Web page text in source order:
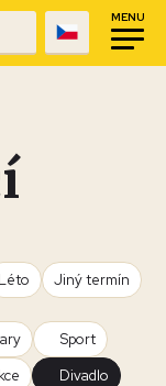
MENU
Léto Jiný termín
Sport
Divadlo